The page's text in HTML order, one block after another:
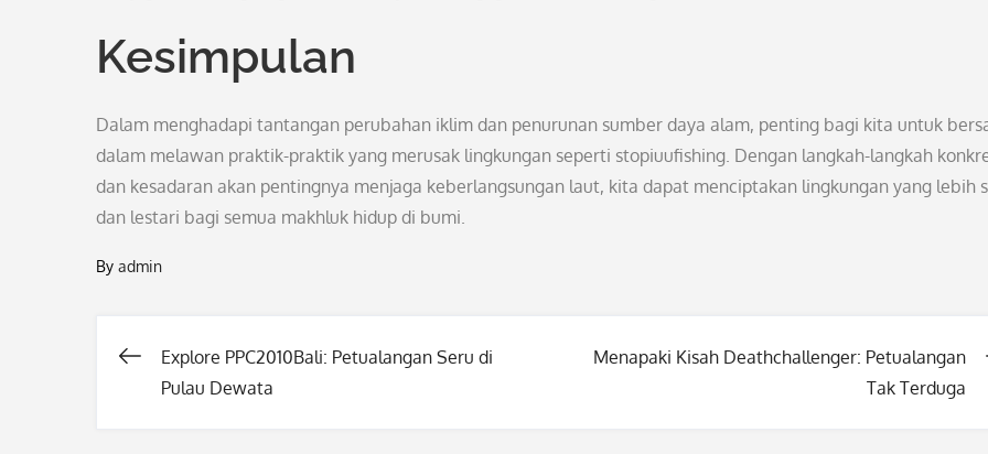
Kesimpulan
Dalam menghadapi tantangan perubahan iklim dan penurunan sumber daya alam, penting bagi kita untuk
dalam melawan praktik-praktik yang merusak lingkungan seperti stopiuufishing. Dengan langkah-langkah
dan kesadaran akan pentingnya menjaga keberlangsungan laut, kita dapat menciptakan lingkungan yang lebih
dan lestari bagi semua makhluk hidup di bumi.
By admin
Post
Explore PPC2010Bali: Petualangan Seru di
Pulau Dewata
Menapaki Kisah Deathchallenger: Petualangan
Tak Terduga